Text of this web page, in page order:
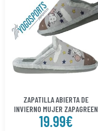
ZAPATILLA ABIERTA DE
INVIERNO MUJER ZAPAGREEN
19.99€